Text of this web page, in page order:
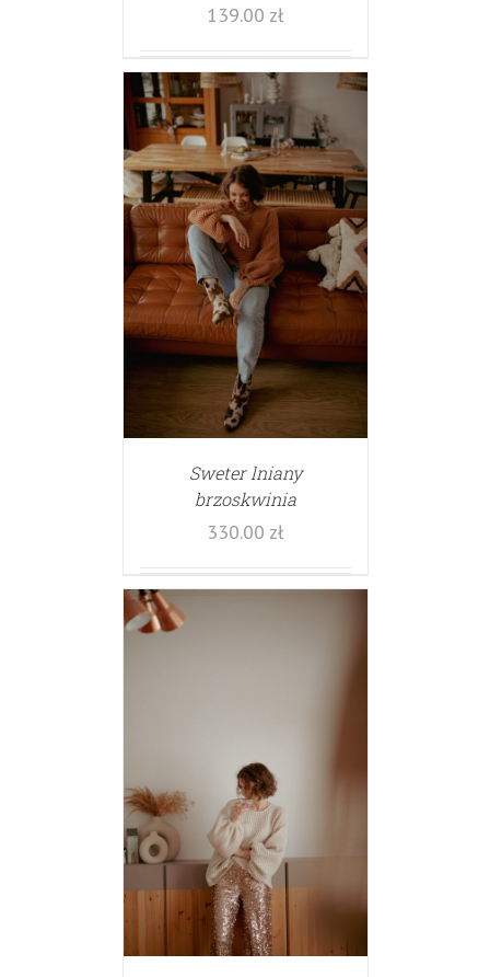
139.00 zł
Sweter lniany
brzoskwinia
330.00 zł